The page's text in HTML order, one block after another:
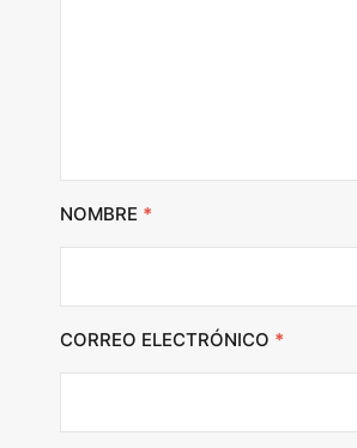
NOMBRE *
CORREO ELECTRÓNICO *